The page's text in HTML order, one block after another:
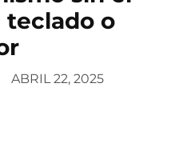
teclado o
ABRIL 22, 2025